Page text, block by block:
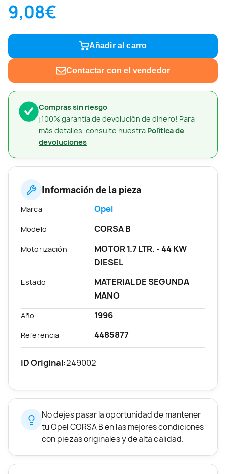
Compras sin riesgo
¡100% garantía de devolución de dinero! Para
más detalles, consulte nuestra Política de
devoluciones
9,08€
Añadir al carro
Contactar con el vendedor
Información de la pieza
Marca Opel
Modelo CORSA B
Motorización
MOTOR 1.7 LTR. - 44 KW
DIESEL
Estado
MATERIAL DE SEGUNDA
MANO
Año 1996
Referencia 4485877
ID Original:249002
No dejes pasar la oportunidad de mantener
tu Opel CORSA B en las mejores condiciones
con piezas originales y de alta calidad.